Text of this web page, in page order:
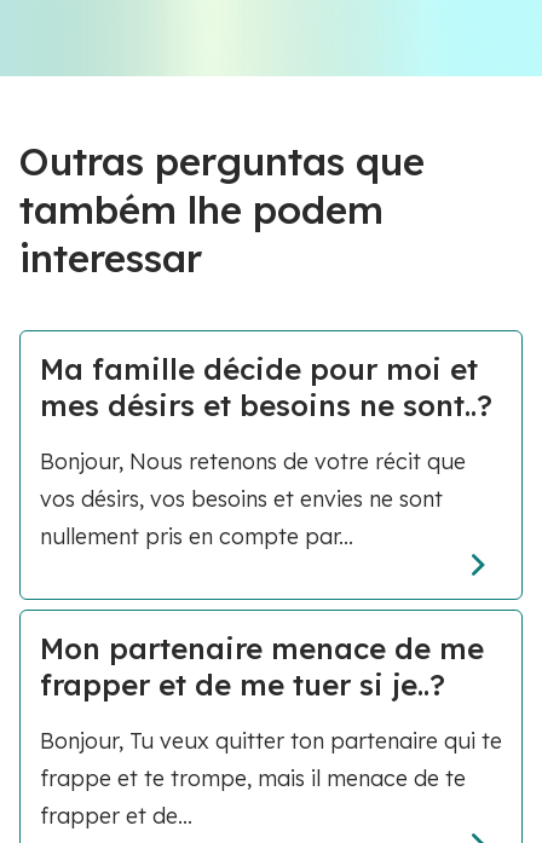
Outras perguntas que
também lhe podem
interessar
Ma famille décide pour moi et
mes désirs et besoins ne sont..?
Bonjour, Nous retenons de votre récit que
vos désirs, vos besoins et envies ne sont
nullement pris en compte par...
Mon partenaire menace de me
frapper et de me tuer si je..?
Bonjour, Tu veux quitter ton partenaire qui te
frappe et te trompe, mais il menace de te
frapper et de...